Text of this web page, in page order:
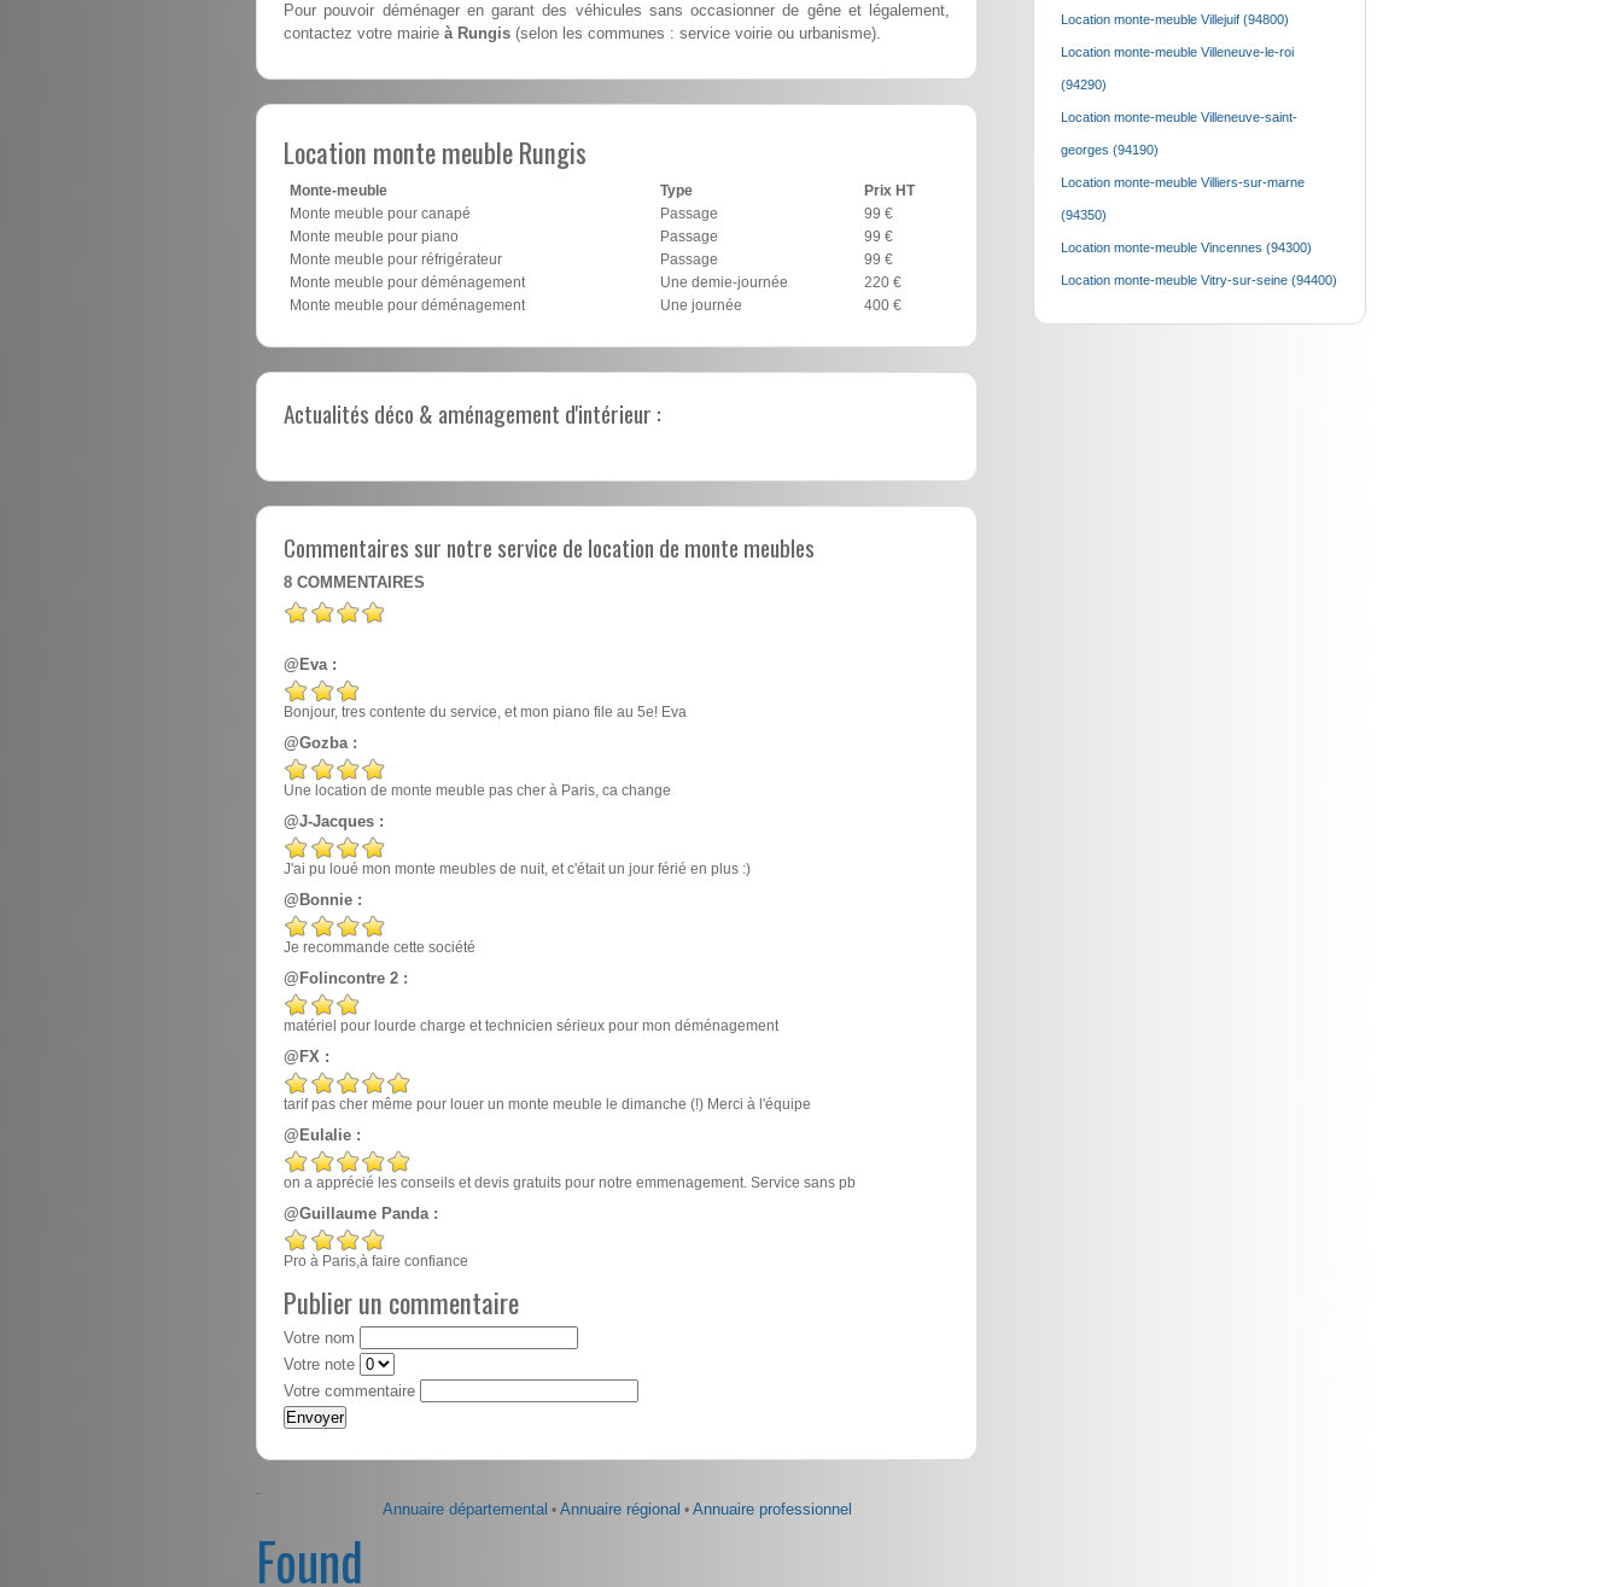
Pour pouvoir déménager en garant des véhicules sans occasionner de gêne et légalement,
contactez votre mairie à Rungis (selon les communes : service voirie ou urbanisme).
Location monte meuble Rungis
Monte-meuble Type
Prix HT
Monte meuble pour canapé
Passage
99 €
Monte meuble pour piano
Passage
99 €
Monte meuble pour réfrigérateur
Passage
99 €
Monte meuble pour déménagement
Une demie-journée
220 €
Monte meuble pour déménagement
Une journée 400 €
Actualités déco & aménagement d'intérieur :
Commentaires sur notre service de location de monte meubles
8 COMMENTAIRES
@Eva :
Bonjour, tres contente du service, et mon piano file au 5e! Eva
@Gozba :
Une location de monte meuble pas cher à Paris, ca change
@J-Jacques :
J'ai pu loué mon monte meubles de nuit, et c'était un jour férié en plus :)
@Bonnie :
Je recommande cette société
@Folincontre 2 :
matériel pour lourde charge et technicien sérieux pour mon déménagement
@FX :
tarif pas cher même pour louer un monte meuble le dimanche (!) Merci à l'équipe
@Eulalie :
on a apprécié les conseils et devis gratuits pour notre emmenagement. Service sans pb
@Guillaume Panda :
Pro à Paris,à faire confiance
Publier un commentaire
Votre nom
Votre note
Votre commentaire
-
Annuaire départemental • Annuaire régional • Annuaire professionnel
Found
Location monte-meuble Villejuif (94800)
Location monte-meuble Villeneuve-le-roi
(94290)
Location monte-meuble Villeneuve-saint-
georges (94190)
Location monte-meuble Villiers-sur-marne
(94350)
Location monte-meuble Vincennes (94300)
Location monte-meuble Vitry-sur-seine (94400)